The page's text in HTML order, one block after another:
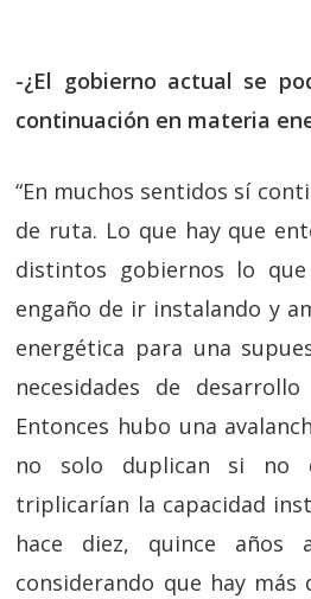
-¿El gobierno actual se
continuación en materia
“En muchos sentidos sí
de ruta. Lo que hay que
distintos gobiernos lo
engaño de ir instalando y
energética para una
necesidades de
Entonces hubo una
no solo duplican si no
triplicarían la capacidad
hace diez, quince años
considerando que hay